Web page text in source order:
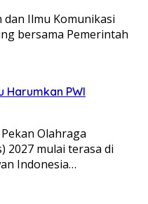
dan Ilmu Komunikasi
bersama Pemerintah
Harumkan PWI
Olahraga
2027 mulai terasa di
Indonesia…